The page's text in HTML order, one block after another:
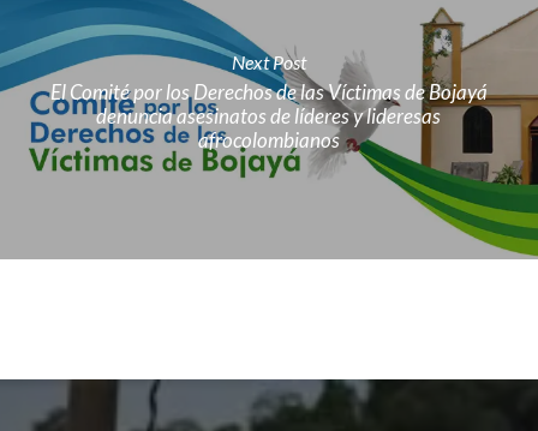
Next Post
El Comité por los Derechos de las Víctimas de Bojayá
denuncia asesinatos de líderes y lideresas
afrocolombianos